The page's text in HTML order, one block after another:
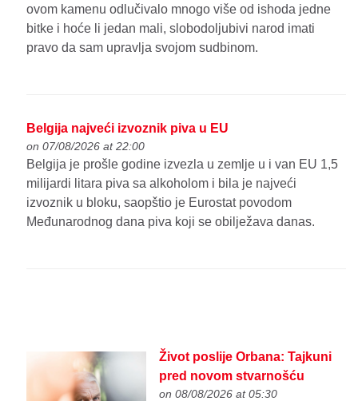
ovom kamenu odlučivalo mnogo više od ishoda jedne
bitke i hoće li jedan mali, slobodoljubivi narod imati
pravo da sam upravlja svojom sudbinom.
Belgija najveći izvoznik piva u EU
on 07/08/2026 at 22:00
Belgija je prošle godine izvezla u zemlje u i van EU 1,5
milijardi litara piva sa alkoholom i bila je najveći
izvoznik u bloku, saopštio je Eurostat povodom
Međunarodnog dana piva koji se obilježava danas.
Život poslije Orbana: Tajkuni
pred novom stvarnošću
on 08/08/2026 at 05:30